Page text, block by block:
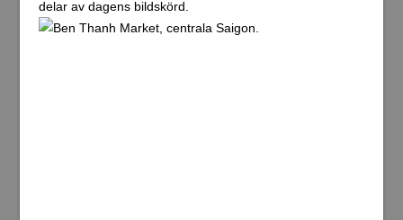
delar av dagens bildskörd.